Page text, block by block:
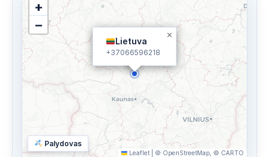
Lietuva
+37066596218
×
+
−
Leaflet © OpenStreetMap, © CARTO
Palydovas